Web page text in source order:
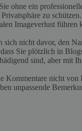
ohne ein
zu
Imageverlust führen
sich nicht davor, den
Sie plötzlich in
sind, aber mit
Kommentare nicht
unpassende